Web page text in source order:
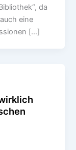
da
eine
[…]